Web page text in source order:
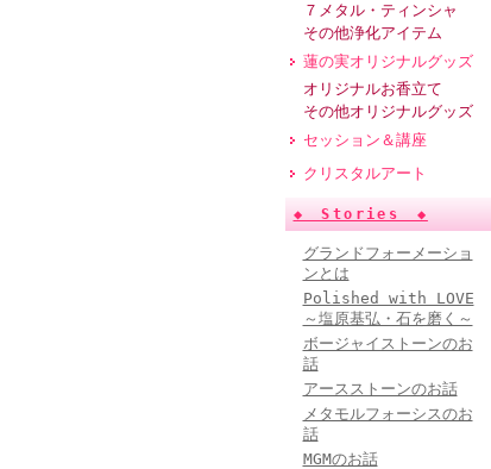
７メタル・ティンシャ
その他浄化アイテム
蓮の実オリジナルグッズ
オリジナルお香立て
その他オリジナルグッズ
セッション＆講座
クリスタルアート
◆ Stories ◆
グランドフォーメーショ
ンとは
Polished with LOVE
～塩原基弘・石を磨く～
ボージャイストーンのお
話
アースストーンのお話
メタモルフォーシスのお
話
MGMのお話